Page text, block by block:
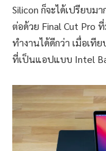
Silicon ก็จะได้เปรียบม
ต่อด้วย Final Cut Pro
ทำงานได้ดีกว่า เมื่อเที
ที่เป็นแอปแบบ Intel